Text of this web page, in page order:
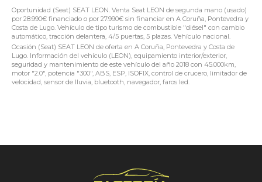
Oportunidad (Seat) SEAT LEON. Venta Seat LEON de segunda mano (usado)
por 28.990€ financiado o por 27.990€ sin financiar en A Coruña, Pontevedra y
Costa de Lugo. Vehículo de tipo turismo de combustible "diésel" con cambio
automático, tracción delantera, 4/5 puertas, 5 plazas. Vehículo nacional.
Ocasión (Seat) SEAT LEON de oferta en A Coruña, Pontevedra y Costa de
Lugo. Información del vehículo (LEON), equipamiento interior/exterior,
seguridad y mantenimiento de este vehículo del año 2018 con 45.000km,
motor "2.0", potencia "300", ABS, ESP, ISOFIX, control de crucero, limitador de
velocidad, sensor de lluvia, bluetooth, navegador, faros led.